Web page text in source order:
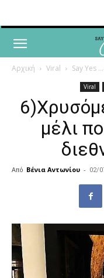
Αρχική Viral Say Yes
Viral
μέλι
Από Βένια Αντωνίου - 02/